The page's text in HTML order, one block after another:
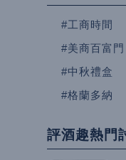
#工商時間
#美商百富門
#中秋禮盒
#格蘭多納
評酒趣熱門